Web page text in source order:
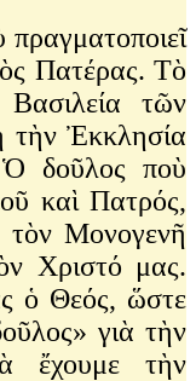
Πατέρας. Τὸ
Βασιλεία τῶν
τὴν Ἐκκλησία
Ὁ δοῦλος ποὺ
καὶ Πατρός,
τὸν Μονογενῆ
Χριστό μας.
ὁ Θεός, ὥστε
γιὰ τὴν
ἔχουμε τὴν